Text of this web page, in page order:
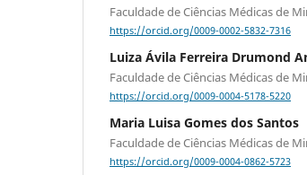
Faculdade de Ciências Médicas de
https://orcid.org/0009-0002-5832-7316
Luiza Ávila Ferreira Drumond
Faculdade de Ciências Médicas de
https://orcid.org/0009-0004-5178-5220
Maria Luisa Gomes dos Santos
Faculdade de Ciências Médicas de
https://orcid.org/0009-0004-0862-5723